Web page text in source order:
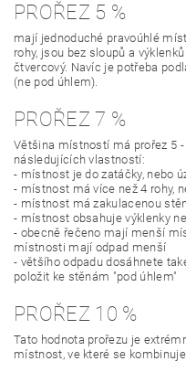
PROŘEZ 5 %
mají jednoduché pravoúhlé
rohy, jsou bez sloupů a
čtvercový. Navíc je potřeba
(ne pod úhlem).
PROŘEZ 7 %
Většina místností má prořez 5
následujících vlastností:
- místnost je do zatáčky, nebo
- místnost má více než 4 rohy,
- místnost má zakulacenou
- místnost obsahuje výklenky
- obecně řečeno mají menší
místnosti mají odpad menší
- většího odpadu dosáhnete
položit ke stěnám "pod úhlem"
PROŘEZ 10 %
Tato hodnota prořezu je
místnost, ve které se